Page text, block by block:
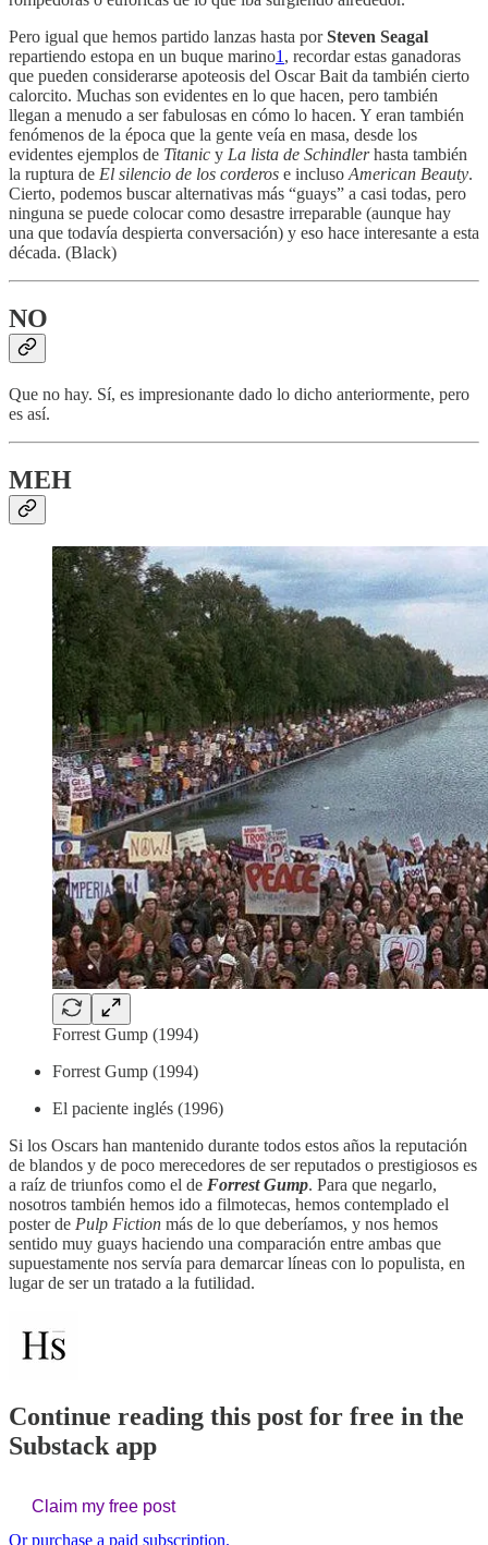
Pero igual que hemos partido lanzas hasta porSteven Seagal
repartiendo estopa en un buque marino1 , recordar estas ganadoras
que pueden considerarse apoteosis del Oscar Bait da también cierto
calorcito. Muchas son evidentes en lo que hacen, pero también
llegan a menudo a ser fabulosas en cómo lo hacen. Y eran también
fenómenos de la época que la gente veía en masa, desde los
evidentes ejemplos de Titanic y La lista de Schindlerhasta también
la ruptura de El silencio de los corderos e incluso American Beauty.
Cierto, podemos buscar alternativas más “guays” a casi todas, pero
ninguna se puede colocar como desastre irreparable (aunque hay
una que todavía despierta conversación) y eso hace interesante a esta
década. (Black)
NO
Que no hay. Sí, es impresionante dado lo dicho anteriormente, pero
es así.
MEH
Forrest Gump (1994)
Forrest Gump (1994)
El paciente inglés (1996)
Si los Oscars han mantenido durante todos estos años la reputación
de blandos y de poco merecedores de ser reputados o prestigiosos es
a raíz de triunfos como el de Forrest Gump. Para que negarlo,
nosotros también hemos ido a filmotecas, hemos contemplado el
poster de Pulp Fiction más de lo que deberíamos, y nos hemos
sentido muy guays haciendo una comparación entre ambas que
supuestamente nos servía para demarcar líneas con lo populista, en
lugar de ser un tratado a la futilidad.
Continue reading this post for free in the
Substack app
Claim my free post
Or purchase a paid subscription.